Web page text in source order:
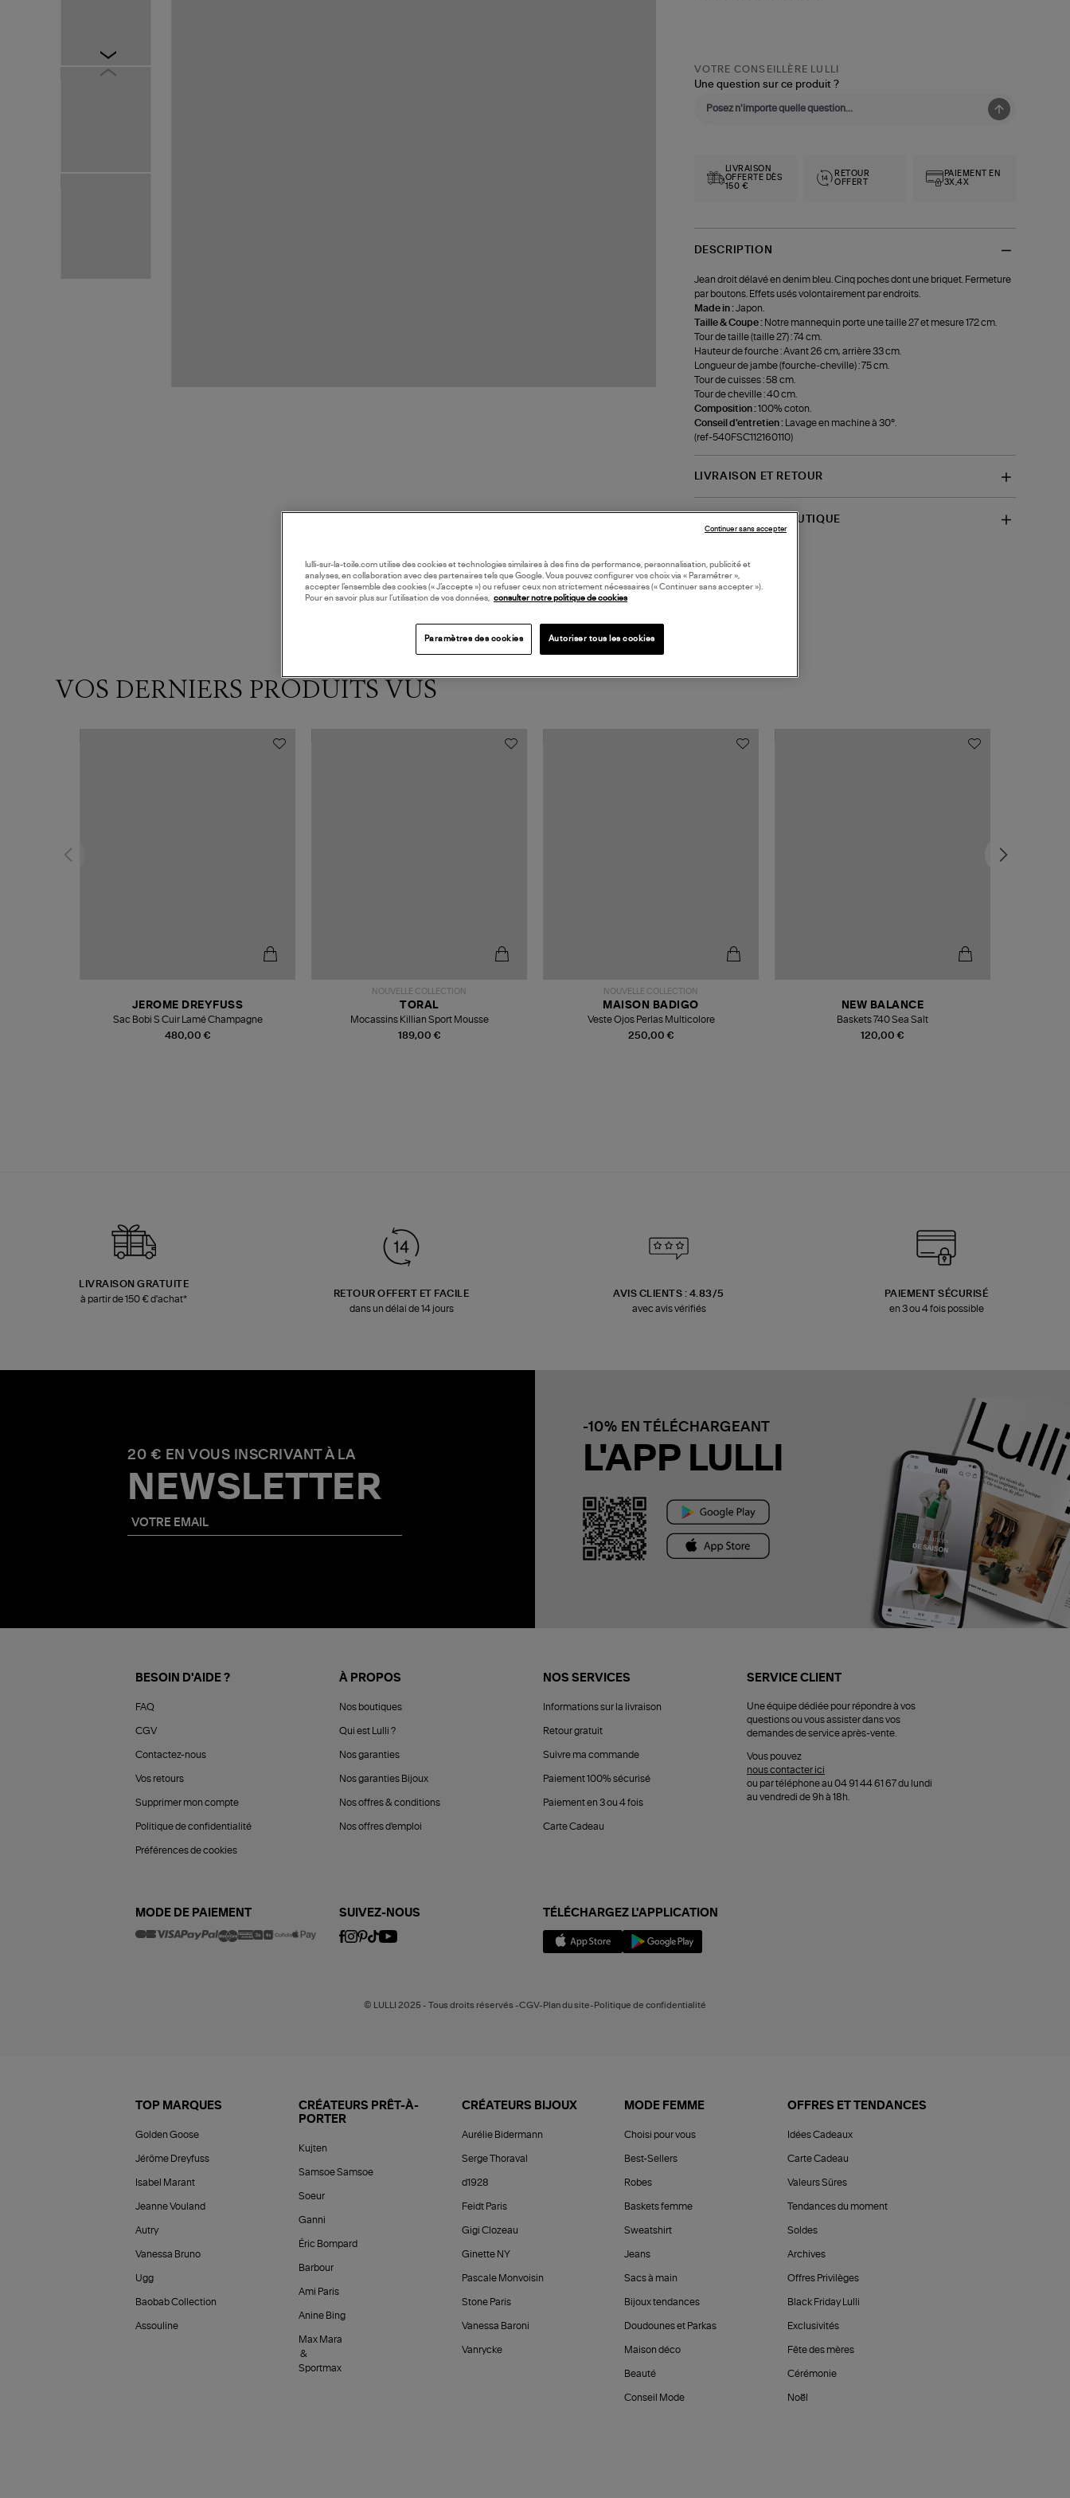
VOTRE CONSEILLÈRE LULLI
Une question sur ce produit ?
LIVRAISON
OFFERTE DÈS
150 €
RETOUR
OFFERT
PAIEMENT EN
3X,4X
DESCRIPTION
Jean droit délavé en denim bleu. Cinq poches dont une briquet. Fermeture
par boutons. Effets usés volontairement par endroits.
Made in :Japon.
Taille & Coupe : Notre mannequin porte une taille 27 et mesure 172 cm.
Tour de taille (taille 27) : 74 cm.
Hauteur de fourche : Avant 26 cm, arrière 33 cm.
Longueur de jambe (fourche-cheville) : 75 cm.
Tour de cuisses : 58 cm.
Tour de cheville : 40 cm.
Composition :100% coton.
Conseil d'entretien :
Lavage en machine à 30°.
(ref-540FSC112160110)
LIVRAISON ET RETOUR
DISPONIBILITÉ BOUTIQUE
VOS DERNIERS PRODUITS VUS
480,00 €
JEROME DREYFUSS
Sac Bobi S Cuir Lamé Champagne
NOUVELLE COLLECTION
189,00 €
TORAL
Mocassins Killian Sport Mousse
NOUVELLE COLLECTION
250,00 €
MAISON BADIGO
Veste Ojos Perlas Multicolore
120,00 €
NEW BALANCE
Baskets 740 Sea Salt
LIVRAISON GRATUITE
à partir de 150 € d'achat*
RETOUR OFFERT ET FACILE
dans un délai de 14 jours
AVIS CLIENTS : 4.83/5
avec avis vérifiés
PAIEMENT SÉCURISÉ
en 3 ou 4 fois possible
20 € EN VOUS INSCRIVANT À LA
NEWSLETTER
-10% EN TÉLÉCHARGEANT
L'APP LULLI
BESOIN D'AIDE ?
FAQ
CGV
Contactez-nous
Vos retours
Supprimer mon compte
Politique de confidentialité
Préférences de cookies
À PROPOS
Nos boutiques
Qui est Lulli ?
Nos garanties
Nos garanties Bijoux
Nos offres & conditions
Nos offres d'emploi
NOS SERVICES
Informations sur la livraison
Retour gratuit
Suivre ma commande
Paiement 100% sécurisé
Paiement en 3 ou 4 fois
Carte Cadeau
SERVICE CLIENT
Une équipe dédiée pour répondre à vos
questions ou vous assister dans vos
demandes de service après-vente.
Vous pouvez
nous contacter ici
ou par téléphone au 04 91 44 61 67 du lundi
au vendredi de 9h à 18h.
MODE DE PAIEMENT SUIVEZ-NOUS TÉLÉCHARGEZ L'APPLICATION
© LULLI 2025 - Tous droits réservés -CGV-Plan du site-Politique de confidentialité
TOP MARQUES
Golden Goose
Jérôme Dreyfuss
Isabel Marant
Jeanne Vouland
Autry
Vanessa Bruno
Ugg
Baobab Collection
Assouline
CRÉATEURS PRÊT-À-
PORTER
Kujten
Samsoe Samsoe
Soeur
Ganni
Éric Bompard
Barbour
Ami Paris
Anine Bing
Max Mara
&
Sportmax
CRÉATEURS BIJOUX
Aurélie Bidermann
Serge Thoraval
d1928
Feidt Paris
Gigi Clozeau
Ginette NY
Pascale Monvoisin
Stone Paris
Vanessa Baroni
Vanrycke
MODE FEMME
Choisi pour vous
Best-Sellers
Robes
Baskets femme
Sweatshirt
Jeans
Sacs à main
Bijoux tendances
Doudounes et Parkas
Maison déco
Beauté
Conseil Mode
OFFRES ET TENDANCES
Idées Cadeaux
Carte Cadeau
Valeurs Sûres
Tendances du moment
Soldes
Archives
Offres Privilèges
Black Friday Lulli
Exclusivités
Fête des mères
Cérémonie
Noël
lulli-sur-la-toile.com utilise des cookies et technologies similaires à des fins de performance, personnalisation, publicité et
analyses, en collaboration avec des partenaires tels que Google. Vous pouvez configurer vos choix via « Paramétrer »,
accepter l’ensemble des cookies (« J’accepte ») ou refuser ceux non strictement nécessaires (« Continuer sans accepter »).
Pour en savoir plus sur l’utilisation de vos données, consulter notre politique de cookies
Paramètres des cookies Autoriser tous les cookies
Continuer sans accepter